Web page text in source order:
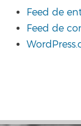
Feed de
Feed de